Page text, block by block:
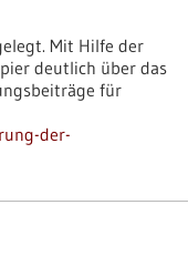
Mit Hilfe der
deutlich über das
für
der-